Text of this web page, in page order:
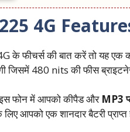
4G
के फीचर्स की बात करें तो यह एक
जिसमें 480 nits की फीस
फोन में आपको कीपैड और MP3
लिए आपको एक शानदार बैटरी